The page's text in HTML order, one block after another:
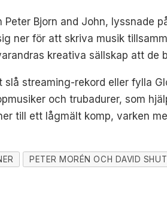
Bjorn and John, lyssnade
ner för att skriva musik
kreativa sällskap att de
streaming-rekord eller fylla
och trubadurer, som
till ett lågmält komp, varken
PETER MORÉN OCH DAVID